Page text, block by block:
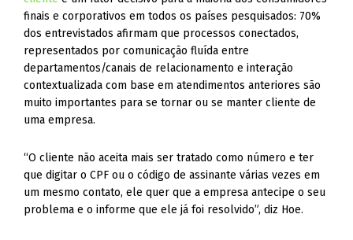
finais e corporativos em todos os países pesquisados: 70%
dos entrevistados afirmam que processos conectados,
representados por comunicação fluída entre
departamentos/canais de relacionamento e interação
contextualizada com base em atendimentos anteriores são
muito importantes para se tornar ou se manter cliente de
uma empresa.
“O cliente não aceita mais ser tratado como número e ter
que digitar o CPF ou o código de assinante várias vezes em
um mesmo contato, ele quer que a empresa antecipe o seu
problema e o informe que ele já foi resolvido”, diz Hoe.